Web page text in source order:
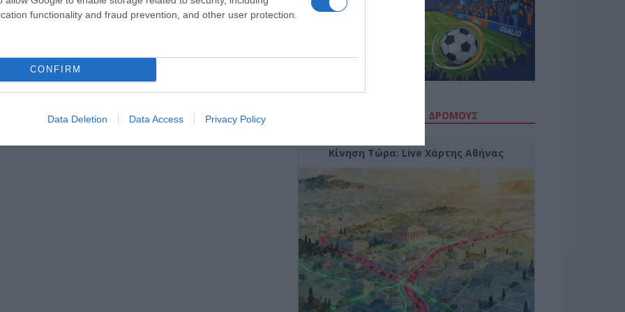
functionality and fraud prevention, and other user protection.
CONFIRM
Data Deletion Data Access Privacy Policy ΔΕΙΤΕ ΤΗΝ ΚΙΝΗΣΗ ΣΤΟΥΣ ΔΡΌΜΟΥΣ
Κίνηση Τώρα: Live Χάρτης Αθήνας